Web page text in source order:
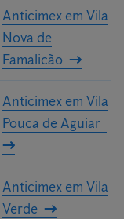
Anticimex em Vila
Nova de
Famalicão
Anticimex em Vila
Pouca de Aguiar
Anticimex em Vila
Verde